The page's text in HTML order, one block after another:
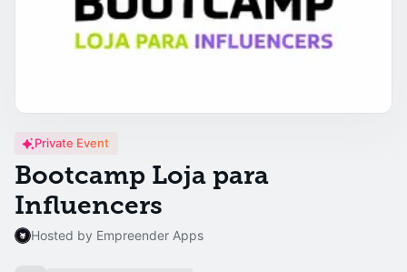
Private Event
Bootcamp Loja para
Influencers
Hosted by Empreender Apps